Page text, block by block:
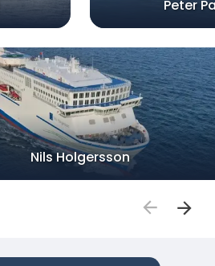
Peter
Nils Holgersson